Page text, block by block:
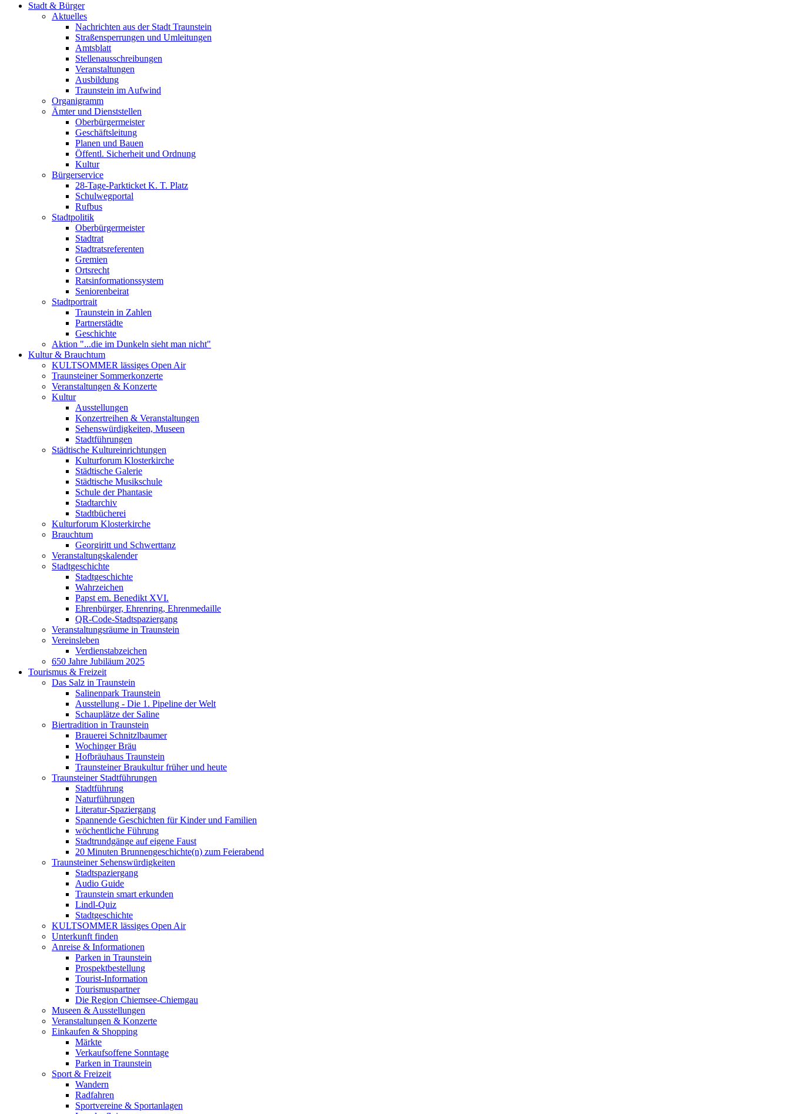
Stadt & Bürger
Aktuelles
Nachrichten aus der Stadt Traunstein
Straßensperrungen und Umleitungen
Amtsblatt
Stellenausschreibungen
Veranstaltungen
Ausbildung
Traunstein im Aufwind
Organigramm
Ämter und Dienststellen
Oberbürgermeister
Geschäftsleitung
Planen und Bauen
Öffentl. Sicherheit und Ordnung
Kultur
Bürgerservice
28-Tage-Parkticket K. T. Platz
Schulwegportal
Rufbus
Stadtpolitik
Oberbürgermeister
Stadtrat
Stadtratsreferenten
Gremien
Ortsrecht
Ratsinformationssystem
Seniorenbeirat
Stadtportrait
Traunstein in Zahlen
Partnerstädte
Geschichte
Aktion "...die im Dunkeln sieht man nicht"
Kultur & Brauchtum
KULTSOMMER lässiges Open Air
Traunsteiner Sommerkonzerte
Veranstaltungen & Konzerte
Kultur
Ausstellungen
Konzertreihen & Veranstaltungen
Sehenswürdigkeiten, Museen
Stadtführungen
Städtische Kultureinrichtungen
Kulturforum Klosterkirche
Städtische Galerie
Städtische Musikschule
Schule der Phantasie
Stadtarchiv
Stadtbücherei
Kulturforum Klosterkirche
Brauchtum
Georgiritt und Schwerttanz
Veranstaltungskalender
Stadtgeschichte
Stadtgeschichte
Wahrzeichen
Papst em. Benedikt XVI.
Ehrenbürger, Ehrenring, Ehrenmedaille
QR-Code-Stadtspaziergang
Veranstaltungsräume in Traunstein
Vereinsleben
Verdienstabzeichen
650 Jahre Jubiläum 2025
Tourismus & Freizeit
Das Salz in Traunstein
Salinenpark Traunstein
Ausstellung - Die 1. Pipeline der Welt
Schauplätze der Saline
Biertradition in Traunstein
Brauerei Schnitzlbaumer
Wochinger Bräu
Hofbräuhaus Traunstein
Traunsteiner Braukultur früher und heute
Traunsteiner Stadtführungen
Stadtführung
Naturführungen
Literatur-Spaziergang
Spannende Geschichten für Kinder und Familien
wöchentliche Führung
Stadtrundgänge auf eigene Faust
20 Minuten Brunnengeschichte(n) zum Feierabend
Traunsteiner Sehenswürdigkeiten
Stadtspaziergang
Audio Guide
Traunstein smart erkunden
Lindl-Quiz
Stadtgeschichte
KULTSOMMER lässiges Open Air
Unterkunft finden
Anreise & Informationen
Parken in Traunstein
Prospektbestellung
Tourist-Information
Tourismuspartner
Die Region Chiemsee-Chiemgau
Museen & Ausstellungen
Veranstaltungen & Konzerte
Einkaufen & Shopping
Märkte
Verkaufsoffene Sonntage
Parken in Traunstein
Sport & Freizeit
Wandern
Radfahren
Sportvereine & Sportanlagen